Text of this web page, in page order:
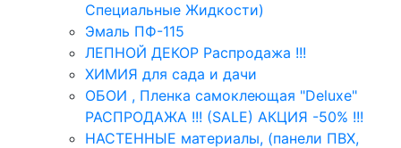
Специальные Жидкости)
Эмаль ПФ-115
ЛЕПНОЙ ДЕКОР Распродажа !!!
ХИМИЯ для сада и дачи
ОБОИ , Пленка самоклеющая "Deluxe"
РАСПРОДАЖА !!! (SALE) АКЦИЯ -50% !!!
НАСТЕННЫЕ материалы, (панели ПВХ,